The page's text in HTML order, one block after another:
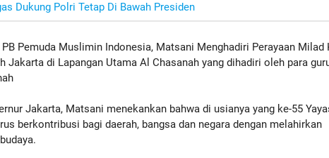
Dukung Polri Tetap Di Bawah Presiden
Pemuda Muslimin Indonesia, Matsani Menghadiri Perayaan Milad
Jakarta di Lapangan Utama Al Chasanah yang dihadiri oleh para
Jakarta, Matsani menekankan bahwa di usianya yang ke-55
berkontribusi bagi daerah, bangsa dan negara dengan melahirkan